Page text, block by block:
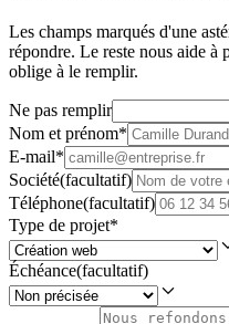
Les champs marqués d'une
répondre. Le reste nous aide à
oblige à le remplir.
Ne pas remplir
Nom et prénom*
E-mail*
Société(facultatif)
Téléphone(facultatif)
Type de projet*
Échéance(facultatif)